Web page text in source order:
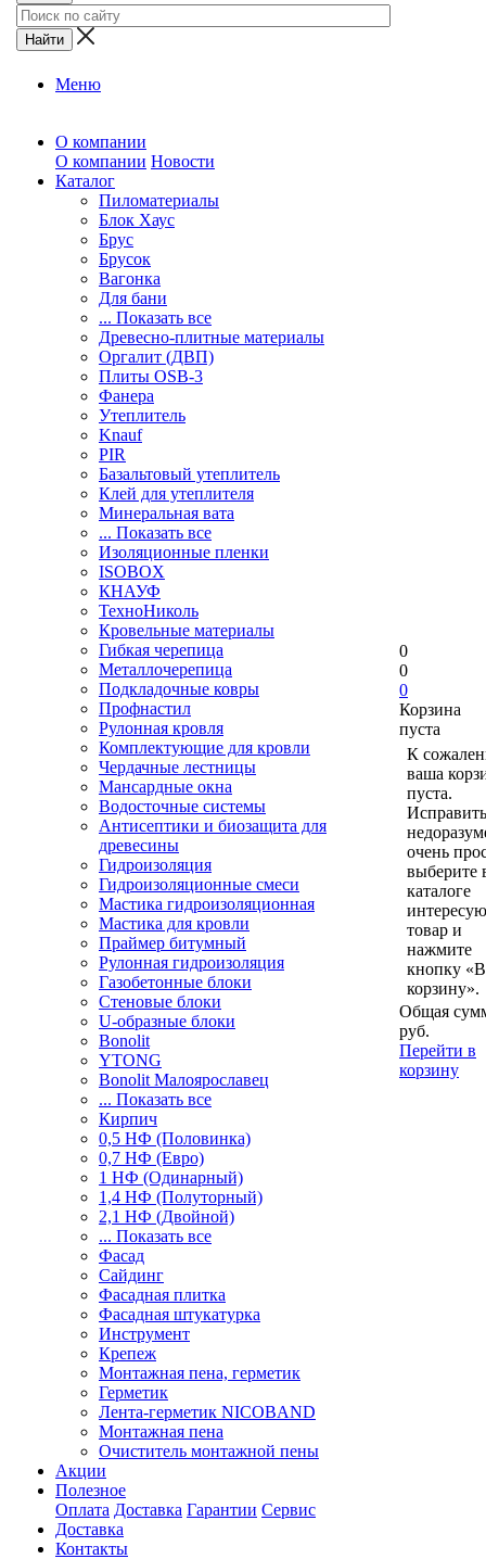
Меню
О компании
О компании Новости
Каталог
Пиломатериалы
Блок Хаус
Брус
Брусок
Вагонка
Для бани
... Показать все
Древесно-плитные материалы
Оргалит (ДВП)
Плиты OSB-3
Фанера
Утеплитель
Knauf
PIR
Базальтовый утеплитель
Клей для утеплителя
Минеральная вата
... Показать все
Изоляционные пленки
ISOBOX
КНАУФ
ТехноНиколь
Кровельные материалы
Гибкая черепица
Металлочерепица
Подкладочные ковры
Профнастил
Рулонная кровля
Комплектующие для кровли
Чердачные лестницы
Мансардные окна
Водосточные системы
Антисептики и биозащита для
древесины
Гидроизоляция
Гидроизоляционные смеси
Мастика гидроизоляционная
Мастика для кровли
Праймер битумный
Рулонная гидроизоляция
Газобетонные блоки
Стеновые блоки
U-образные блоки
Bonolit
YTONG
Bonolit Малоярославец
... Показать все
Кирпич
0,5 НФ (Половинка)
0,7 НФ (Евро)
1 НФ (Одинарный)
1,4 НФ (Полуторный)
2,1 НФ (Двойной)
... Показать все
Фасад
Сайдинг
Фасадная плитка
Фасадная штукатурка
Инструмент
Крепеж
Монтажная пена, герметик
Герметик
Лента-герметик NICOBAND
Монтажная пена
Очиститель монтажной пены
Акции
Полезное
Оплата Доставка Гарантии Сервис
Доставка
Контакты
0
0
0
Корзина
пуста
К
ваша
пуста.
очень
выберите
каталоге
товар и
нажмите
кнопку «В
корзину».
Общая
руб.
Перейти в
корзину